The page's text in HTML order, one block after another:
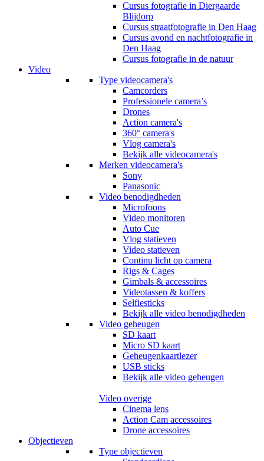
Cursus fotografie in Diergaarde
Blijdorp
Cursus straatfotografie in Den Haag
Cursus avond en nachtfotografie in
Den Haag
Cursus fotografie in de natuur
Video
Type videocamera's
Camcorders
Professionele camera’s
Drones
Action camera's
360° camera's
Vlog camera's
Bekijk alle videocamera's
Merken videocamera's
Sony
Panasonic
Video benodigdheden
Microfoons
Video monitoren
Auto Cue
Vlog statieven
Video statieven
Continu licht op camera
Rigs & Cages
Gimbals & accessoires
Videotassen & koffers
Selfiesticks
Bekijk alle video benodigdheden
Video geheugen
SD kaart
Micro SD kaart
Geheugenkaartlezer
USB sticks
Bekijk alle video geheugen
Video overige
Cinema lens
Action Cam accessoires
Drone accessoires
Objectieven
Type objectieven